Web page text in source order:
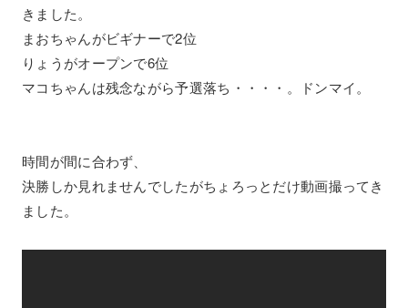
きました。
まおちゃんがビギナーで2位
りょうがオープンで6位
マコちゃんは残念ながら予選落ち・・・・。ドンマイ。
時間が間に合わず、
決勝しか見れませんでしたがちょろっとだけ動画撮ってき
ました。